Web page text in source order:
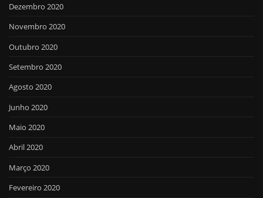
Dezembro 2020
Novembro 2020
Outubro 2020
Setembro 2020
Agosto 2020
Junho 2020
Maio 2020
Abril 2020
Março 2020
Fevereiro 2020